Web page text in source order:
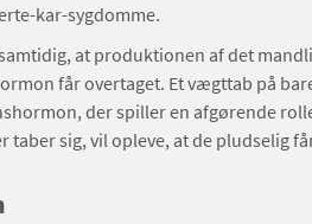
kar-sygdomme.
at produktionen af det
får overtaget. Et vægttab på
der spiller en afgørende
taber sig, vil opleve, at de pludselig